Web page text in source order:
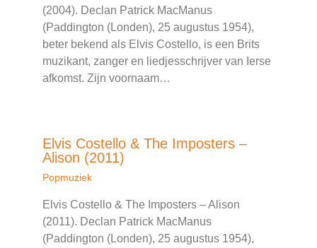
(2004). Declan Patrick MacManus
(Paddington (Londen), 25 augustus 1954),
beter bekend als Elvis Costello, is een Brits
muzikant, zanger en liedjesschrijver van Ierse
afkomst. Zijn voornaam…
Elvis Costello & The Imposters –
Alison (2011)
Popmuziek
Elvis Costello & The Imposters – Alison
(2011). Declan Patrick MacManus
(Paddington (Londen), 25 augustus 1954),